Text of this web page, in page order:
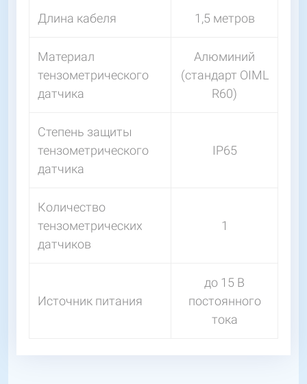
Длина кабеля 1,5 метров
Материал
тензометрического
датчика
Алюминий
(стандарт OIML
R60)
Степень защиты
тензометрического
датчика
IP65
Количество
тензометрических
датчиков
1
Источник питания
до 15 В
постоянного
тока